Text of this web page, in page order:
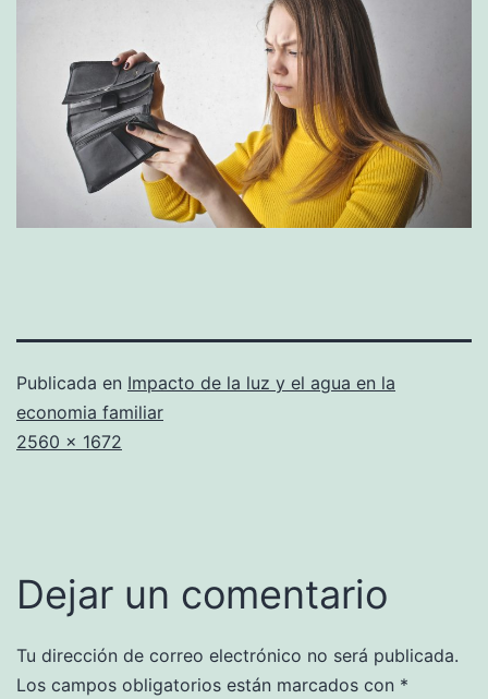
Publicada en Impacto de la luz y el agua en la
economia familiar
Tamaño
2560 × 1672
Dejar un comentario
Tu dirección de correo electrónico no será publicada.
Los campos obligatorios están marcados con *